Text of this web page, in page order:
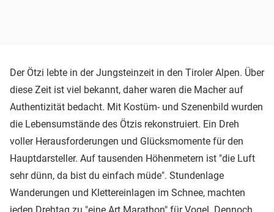
Der Ötzi lebte in der Jungsteinzeit in den Tiroler Alpen. Über
diese Zeit ist viel bekannt, daher waren die Macher auf
Authentizität bedacht. Mit Kostüm- und Szenenbild wurden
die Lebensumstände des Ötzis rekonstruiert. Ein Dreh
voller Herausforderungen und Glücksmomente für den
Hauptdarsteller. Auf tausenden Höhenmetern ist "die Luft
sehr dünn, da bist du einfach müde". Stundenlage
Wanderungen und Klettereinlagen im Schnee, machten